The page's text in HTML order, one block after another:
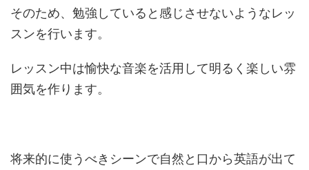
そのため、勉強していると感じさせないようなレッ
スンを行います。
レッスン中は愉快な音楽を活用して明るく楽しい雰
囲気を作ります。
将来的に使うべきシーンで自然と口から英語が出て